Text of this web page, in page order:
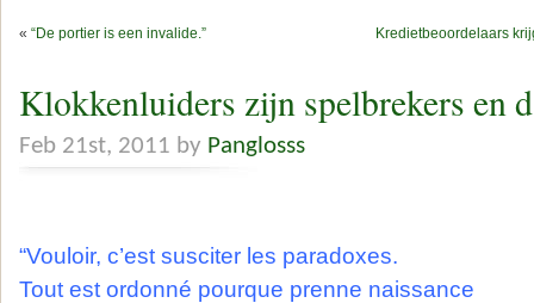
« “De portier is een invalide.” Kredietbeoordelaars
Klokkenluiders zijn spelbrekers en
Feb 21st, 2011 by Panglosss
“Vouloir, c’est susciter les paradoxes.
Tout est ordonné pourque prenne naissance